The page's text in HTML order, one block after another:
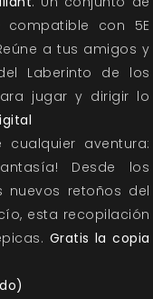
compatible con 5E
a tus amigos y
Laberinto de los
jugar y dirigir lo
cualquier aventura:
Desde los
retoños del
esta recopilación
Gratis la copia